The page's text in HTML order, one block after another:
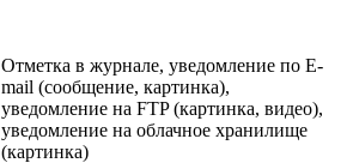
Отметка в журнале, уведомление по E-
mail (сообщение, картинка),
уведомление на FTP (картинка, видео),
уведомление на облачное хранилище
(картинка)